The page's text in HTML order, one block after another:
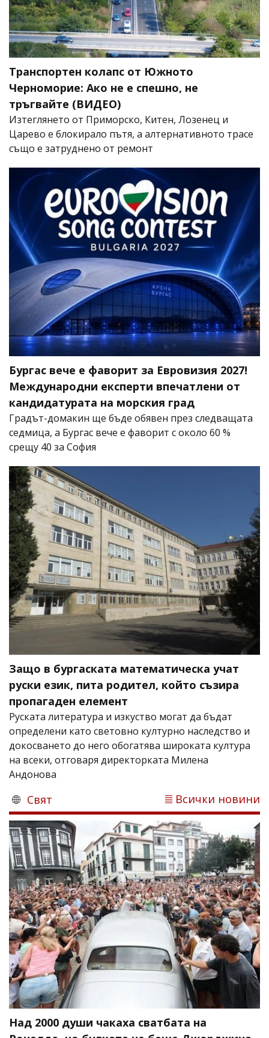
Транспортен колапс от Южното
Черноморие: Ако не е спешно, не
тръгвайте (ВИДЕО)
Изтеглянето от Приморско, Китен, Лозенец и
Царево е блокирало пътя, а алтернативното трасе
също е затруднено от ремонт
Бургас вече е фаворит за Евровизия 2027!
Международни експерти впечатлени от
кандидатурата на морския град
Градът-домакин ще бъде обявен през следващата
седмица, а Бургас вече е фаворит с около 60 %
срещу 40 за София
Защо в бургаската математическа учат
руски език, пита родител, който съзира
пропагаден елемент
Руската литература и изкуство могат да бъдат
определени като световно културно наследство и
докосването до него обогатява широката култура
на всеки, отговаря директорката Милена
Андонова
Свят Всички новини
Над 2000 души чакаха сватбата на